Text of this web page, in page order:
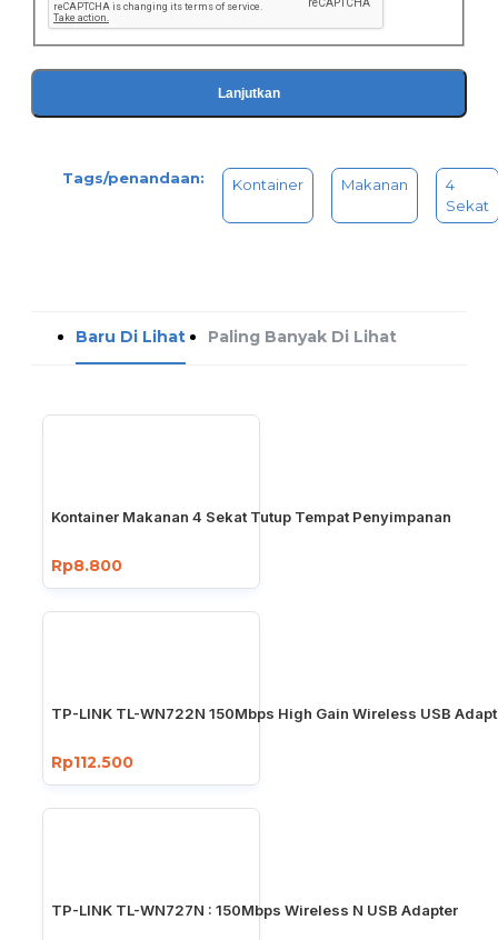
Lanjutkan
Tags/penandaan: Kontainer Makanan
4
Sekat
Baru Di Lihat Paling Banyak Di Lihat
Kontainer Makanan 4 Sekat Tutup Tempat Penyimpanan
Rp8.800
TP-LINK TL-WN722N 150Mbps High Gain Wireless USB
Rp112.500
TP-LINK TL-WN727N : 150Mbps Wireless N USB Adapter